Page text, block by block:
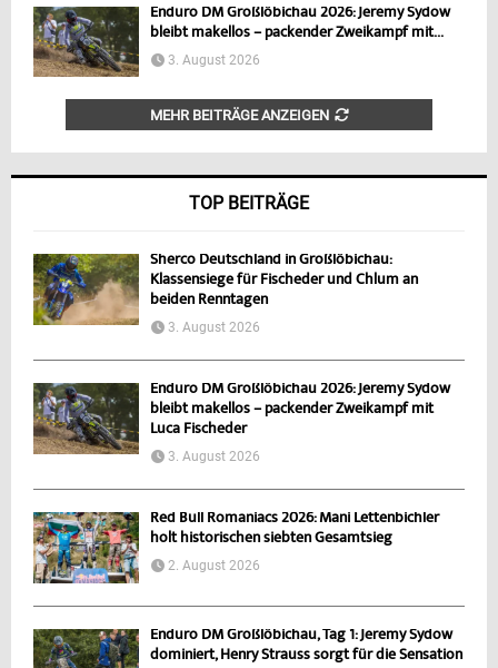
Enduro DM Großlöbichau 2026: Jeremy Sydow
bleibt makellos – packender Zweikampf mit...
3. August 2026
MEHR BEITRÄGE ANZEIGEN
TOP BEITRÄGE
Sherco Deutschland in Großlöbichau:
Klassensiege für Fischeder und Chlum an
beiden Renntagen
3. August 2026
Enduro DM Großlöbichau 2026: Jeremy Sydow
bleibt makellos – packender Zweikampf mit
Luca Fischeder
3. August 2026
Red Bull Romaniacs 2026: Mani Lettenbichler
holt historischen siebten Gesamtsieg
2. August 2026
Enduro DM Großlöbichau, Tag 1: Jeremy Sydow
dominiert, Henry Strauss sorgt für die Sensation